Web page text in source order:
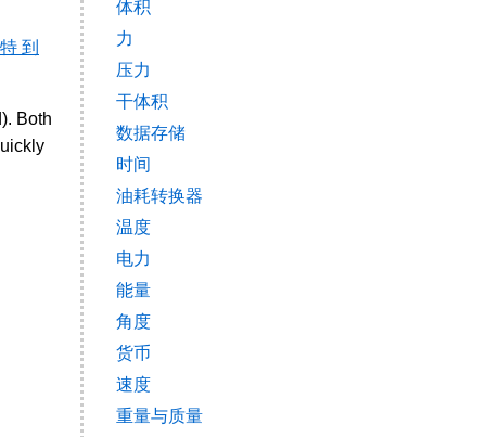
到
Both
体积
力
压力
干体积
数据存储
时间
油耗转换器
温度
电力
能量
角度
货币
速度
重量与质量